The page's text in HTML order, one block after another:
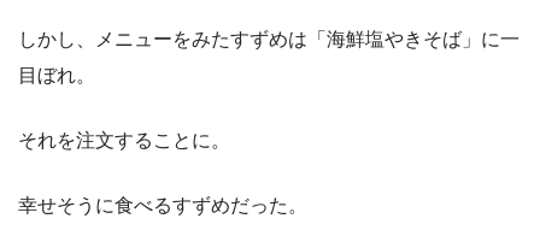
しかし、メニューをみたすずめは「海鮮塩やきそば」に一
目ぼれ。
それを注文することに。
幸せそうに食べるすずめだった。